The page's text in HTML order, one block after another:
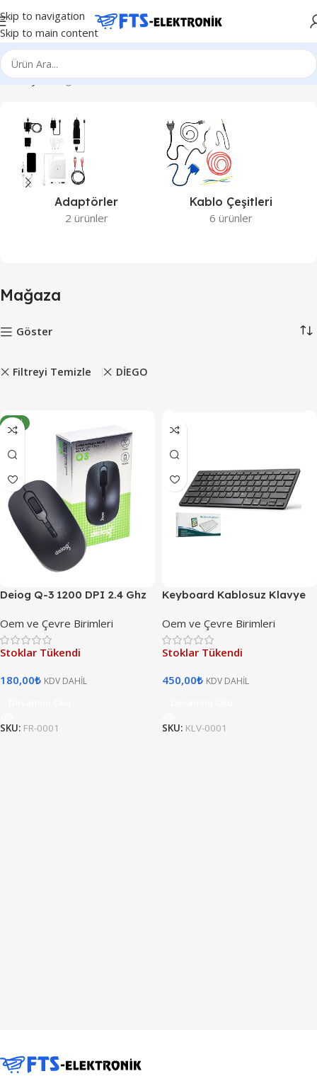
Skip to navigation
Skip to main content
Ana Sayfa Mağaza
Adaptörler
2 ürünler
Kablo Çeşitleri
6 ürünler
Mağaza
Göster
Filtreyi Temizle DİEGO
YENI
Deiog Q-3 1200 DPI 2.4 Ghz
Oem ve Çevre Birimleri
Stoklar Tükendi
180,00₺ KDV DAHİL
SKU: FR-0001
Keyboard Kablosuz Klavye
Oem ve Çevre Birimleri
Stoklar Tükendi
450,00₺ KDV DAHİL
SKU: KLV-0001